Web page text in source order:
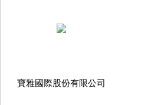
寶雅國際股份有限公司